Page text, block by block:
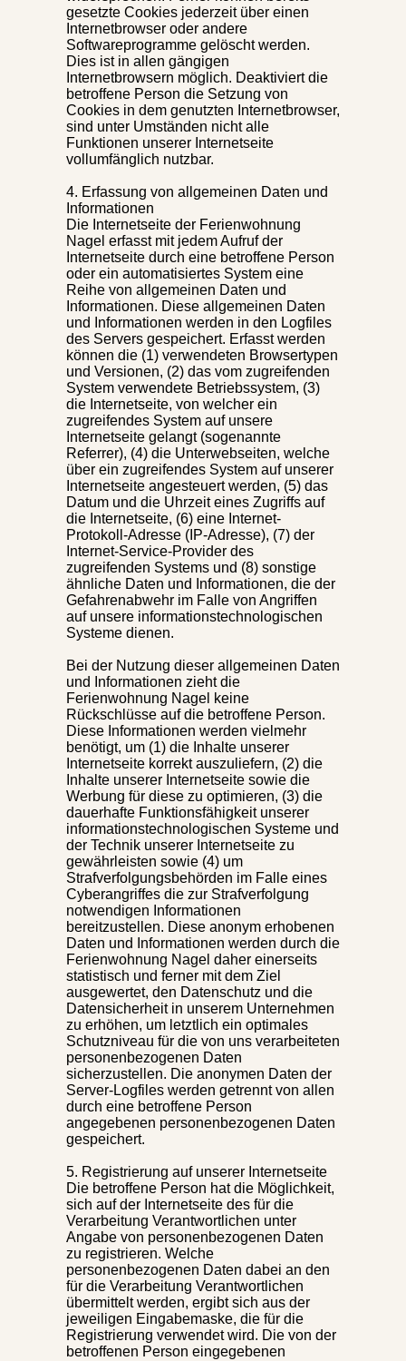
gesetzte Cookies jederzeit über einen
Internetbrowser oder andere
Softwareprogramme gelöscht werden.
Dies ist in allen gängigen
Internetbrowsern möglich. Deaktiviert die
betroffene Person die Setzung von
Cookies in dem genutzten Internetbrowser,
sind unter Umständen nicht alle
Funktionen unserer Internetseite
vollumfänglich nutzbar.
4. Erfassung von allgemeinen Daten und
Informationen
Die Internetseite der Ferienwohnung
Nagel erfasst mit jedem Aufruf der
Internetseite durch eine betroffene Person
oder ein automatisiertes System eine
Reihe von allgemeinen Daten und
Informationen. Diese allgemeinen Daten
und Informationen werden in den Logfiles
des Servers gespeichert. Erfasst werden
können die (1) verwendeten Browsertypen
und Versionen, (2) das vom zugreifenden
System verwendete Betriebssystem, (3)
die Internetseite, von welcher ein
zugreifendes System auf unsere
Internetseite gelangt (sogenannte
Referrer), (4) die Unterwebseiten, welche
über ein zugreifendes System auf unserer
Internetseite angesteuert werden, (5) das
Datum und die Uhrzeit eines Zugriffs auf
die Internetseite, (6) eine Internet-
Protokoll-Adresse (IP-Adresse), (7) der
Internet-Service-Provider des
zugreifenden Systems und (8) sonstige
ähnliche Daten und Informationen, die der
Gefahrenabwehr im Falle von Angriffen
auf unsere informationstechnologischen
Systeme dienen.
Bei der Nutzung dieser allgemeinen Daten
und Informationen zieht die
Ferienwohnung Nagel keine
Rückschlüsse auf die betroffene Person.
Diese Informationen werden vielmehr
benötigt, um (1) die Inhalte unserer
Internetseite korrekt auszuliefern, (2) die
Inhalte unserer Internetseite sowie die
Werbung für diese zu optimieren, (3) die
dauerhafte Funktionsfähigkeit unserer
informationstechnologischen Systeme und
der Technik unserer Internetseite zu
gewährleisten sowie (4) um
Strafverfolgungsbehörden im Falle eines
Cyberangriffes die zur Strafverfolgung
notwendigen Informationen
bereitzustellen. Diese anonym erhobenen
Daten und Informationen werden durch die
Ferienwohnung Nagel daher einerseits
statistisch und ferner mit dem Ziel
ausgewertet, den Datenschutz und die
Datensicherheit in unserem Unternehmen
zu erhöhen, um letztlich ein optimales
Schutzniveau für die von uns verarbeiteten
personenbezogenen Daten
sicherzustellen. Die anonymen Daten der
Server-Logfiles werden getrennt von allen
durch eine betroffene Person
angegebenen personenbezogenen Daten
gespeichert.
5. Registrierung auf unserer Internetseite
Die betroffene Person hat die Möglichkeit,
sich auf der Internetseite des für die
Verarbeitung Verantwortlichen unter
Angabe von personenbezogenen Daten
zu registrieren. Welche
personenbezogenen Daten dabei an den
für die Verarbeitung Verantwortlichen
übermittelt werden, ergibt sich aus der
jeweiligen Eingabemaske, die für die
Registrierung verwendet wird. Die von der
betroffenen Person eingegebenen